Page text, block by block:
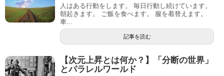
人はある行動をします。 毎日行動し続けています。
朝起きます。 ご飯を食べます。 服を着替えます。
車...
記事を読む
【次元上昇とは何か？】「分断の世界」
とパラレルワールド